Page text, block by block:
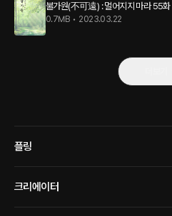
불가원(不可遠) : 멀어지지 마라 55화
0.7MB • 2023.03.22
플링
크리에이터